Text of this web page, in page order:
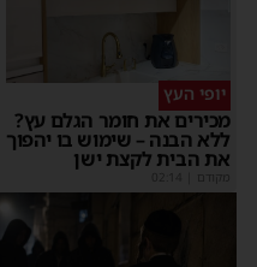
יופי העץ
מכירים את חומר הגלם עץ?
ללא הבנה – שימוש בו יהפוך
את הבית לקצת ישן
מקודם